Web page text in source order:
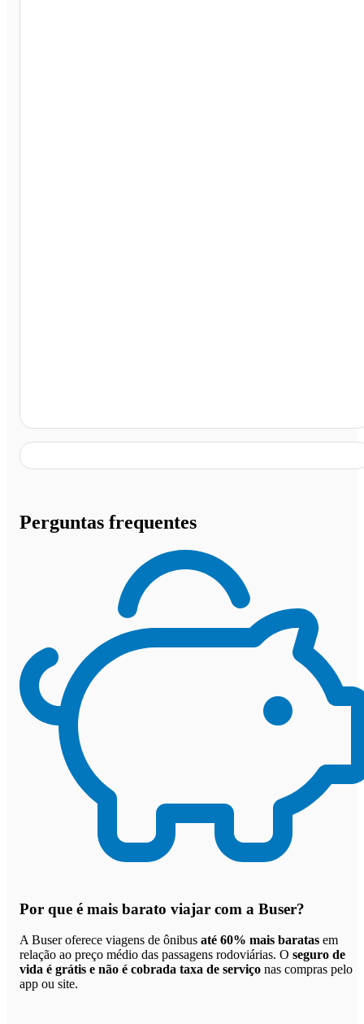
Perguntas frequentes
Por que é mais barato viajar com a Buser?
A Buser oferece viagens de ônibus até 60% mais baratas em
relação ao preço médio das passagens rodoviárias. O seguro de
vida é grátis e não é cobrada taxa de serviço nas compras pelo
app ou site.